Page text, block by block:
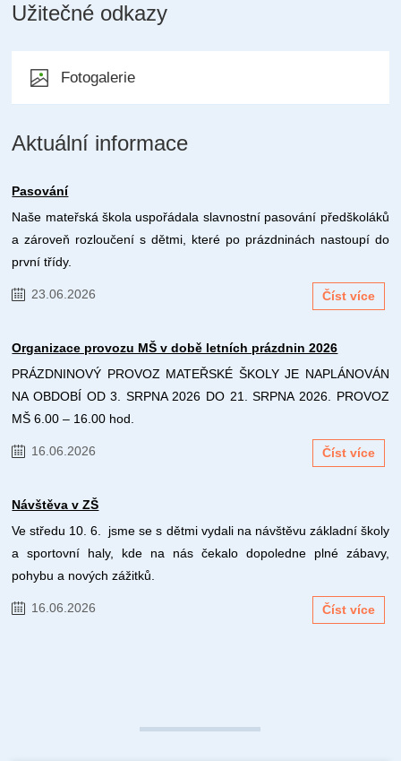
Užitečné odkazy
Fotogalerie
Aktuální informace
Pasování
Naše mateřská škola uspořádala slavnostní pasování předškoláků
a zároveň rozloučení s dětmi, které po prázdninách nastoupí do
první třídy.
23.06.2026 Číst více
Organizace provozu MŠ v době letních prázdnin 2026
PRÁZDNINOVÝ PROVOZ MATEŘSKÉ ŠKOLY JE NAPLÁNOVÁN
NA OBDOBÍ OD 3. SRPNA 2026 DO 21. SRPNA 2026. PROVOZ
MŠ 6.00 – 16.00 hod.
16.06.2026 Číst více
Návštěva v ZŠ
Ve středu 10. 6. jsme se s dětmi vydali na návštěvu základní školy
a sportovní haly, kde na nás čekalo dopoledne plné zábavy,
pohybu a nových zážitků.
16.06.2026 Číst více